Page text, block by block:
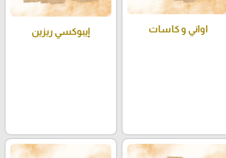
اواني و كاسات إيبوكسي ريزين